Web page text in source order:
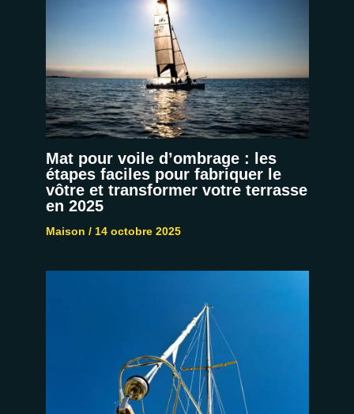
Mat pour voile d’ombrage : les
étapes faciles pour fabriquer le
vôtre et transformer votre terrasse
en 2025
Maison / 14 octobre 2025